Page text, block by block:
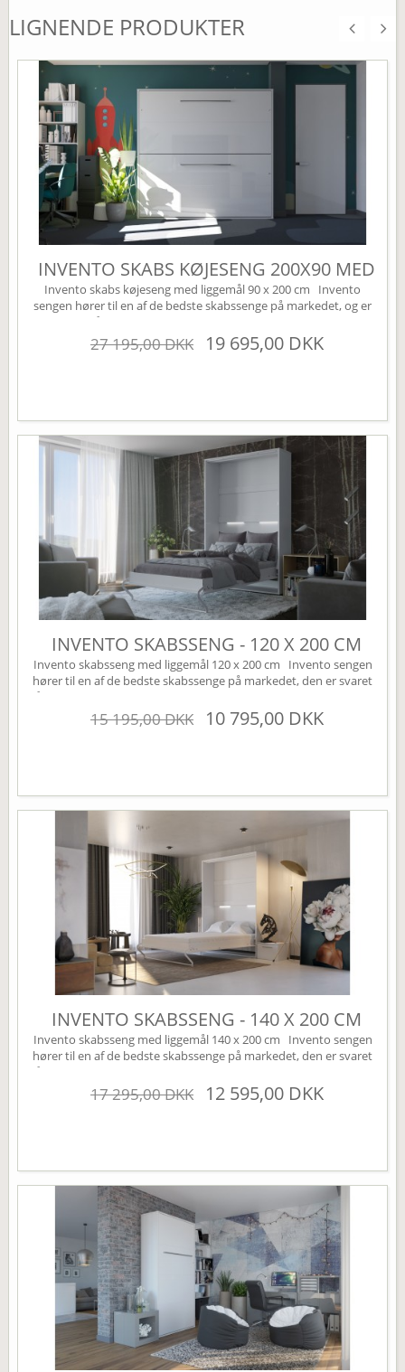
LIGNENDE PRODUKTER
INVENTO SKABS KØJESENG 200X90 MED
LED
Invento skabs køjeseng med liggemål 90 x 200 cm Invento
sengen hører til en af de bedste skabssenge på markedet, og er
svaret på den perfekte Murphy bed. Den har en kvalitets
lukkemekanisme der kører via et gasdæmpnings system. Dette
sikrer en nem og lydløs betjening af sengen. En skabsseng er den
27 195,00 DKK 19 695,00 DKK
INVENTO SKABSSENG - 120 X 200 CM
Invento skabsseng med liggemål 120 x 200 cm Invento sengen
hører til en af de bedste skabssenge på markedet, den er svaret
på den perfekte Murphy bed. Sengen leveres som standard uden
højskabe, disse kan tilkøbes under varianten højskabe (øverst til
højre). Sengen har mange smarte finesser, den er bl.a. udstyret
15 195,00 DKK 10 795,00 DKK
INVENTO SKABSSENG - 140 X 200 CM
Invento skabsseng med liggemål 140 x 200 cm Invento sengen
hører til en af de bedste skabssenge på markedet, den er svaret
på den perfekte Murphy bed. Sengen leveres som standard uden
højskabe, disse kan tilkøbes under varianten højskabe (øverst til
højre). Sengen har mange smarte finesser, den er bl.a. udstyret
17 295,00 DKK 12 595,00 DKK